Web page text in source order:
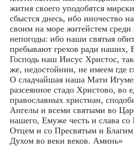
жития своего уподобятся
сбыстся днесь, ибо иночество
своим на море житейстем среди
непогоды: ибо наши святыя
пребывают грехов ради наших,
Господь наш Иисус Христос,
же, недостойнии, не имеем где
О сладчайшая наша Мати
разсеянное стадо Христово, во
православных христиан,
Ангелы и всеми святыми во
нашего, Емуже честь и слава со
Отцем и со Пресвятым и
Духом во веки веков. Аминь»